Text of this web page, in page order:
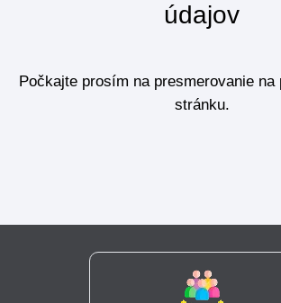
údajov
Počkajte prosím na presmerovanie na
stránku.